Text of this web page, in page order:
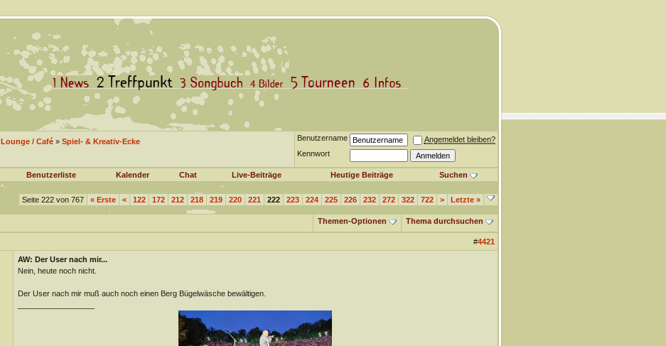
Lounge / Café» Spiel- & Kreativ-Ecke Benutzername
Angemeldet bleiben?
Kennwort
Benutzerliste Kalender Chat Live-Beiträge Heutige Beiträge Suchen
Seite 222 von 767 «Erste < 122 172 212 218 219 220 221 222 223 224 225 226 232 272 322 722 > Letzte »
Themen-Optionen Thema durchsuchen
#4421
AW: Der User nach mir...
Nein, heute noch nicht.
Der User nach mir muß auch noch einen Berg Bügelwäsche bewältigen.